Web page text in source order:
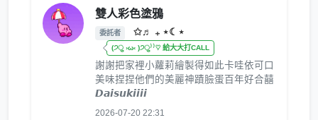
雙人彩色塗鴉
委託者 ✩♬ ₊ ⋆☾⋆
(੭ु ›ω‹ )੭ु⁾⁾♡ 給大大打CALL
謝謝把家裡小蘿莉繪製得如此卡哇依可口
美味捏捏他們的美麗神蹟臉蛋百年好合囍
𝘿𝙖𝙞𝙨𝙪𝙠𝙞𝙞𝙞𝙞
2026-07-20 22:31